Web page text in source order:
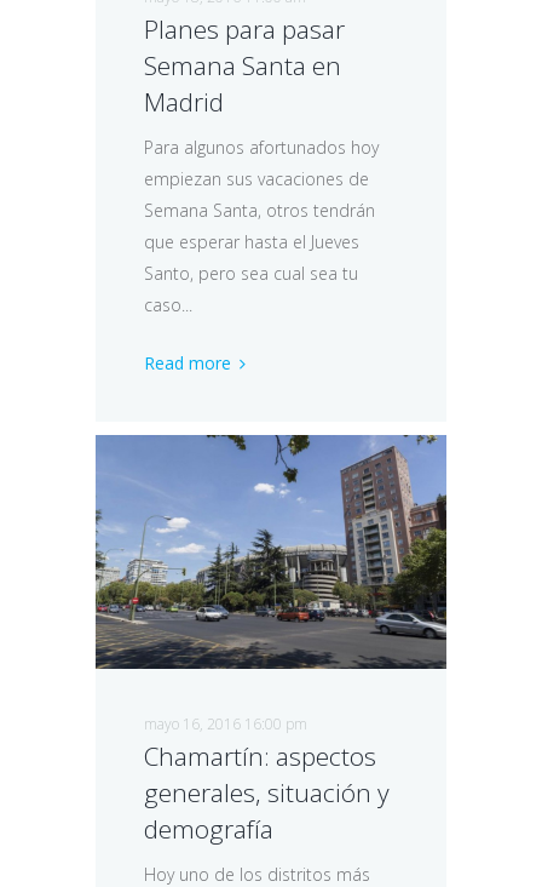
Planes para pasar
Semana Santa en
Madrid
Para algunos afortunados hoy
empiezan sus vacaciones de
Semana Santa, otros tendrán
que esperar hasta el Jueves
Santo, pero sea cual sea tu
caso...
Read more
mayo 16, 2016 16:00 pm
Chamartín: aspectos
generales, situación y
demografía
Hoy uno de los distritos más